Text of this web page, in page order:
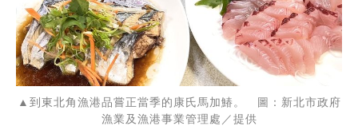
▲到東北角漁港品嘗正當季的康氏馬加鰆。 圖：新北市政府
漁業及漁港事業管理處／提供